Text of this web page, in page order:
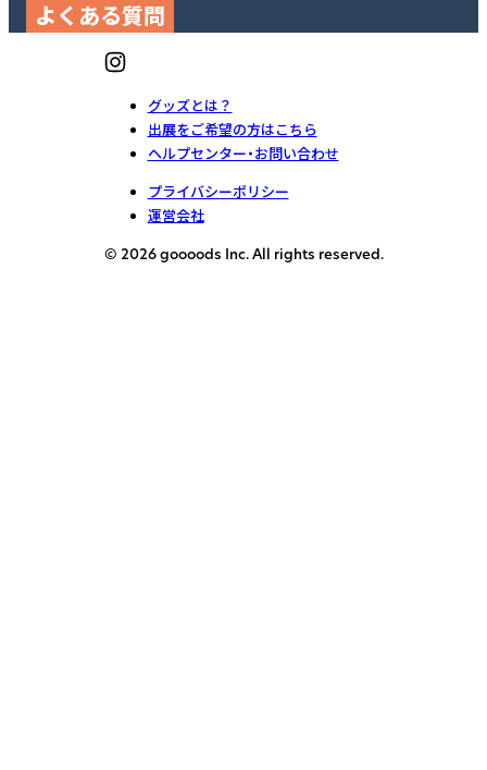
よくある質問
グッズとは？
出展をご希望の方はこちら
ヘルプセンター・お問い合わせ
プライバシーポリシー
運営会社
© 2026 goooods Inc. All rights reserved.